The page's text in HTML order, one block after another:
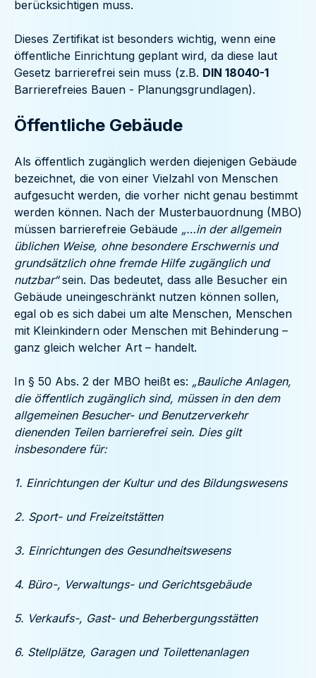
berücksichtigen muss.
Dieses Zertifikat ist besonders wichtig, wenn eine
öffentliche Einrichtung geplant wird, da diese laut
Gesetz barrierefrei sein muss (z.B. DIN 18040-1
Barrierefreies Bauen - Planungsgrundlagen).
Öffentliche Gebäude
Als öffentlich zugänglich werden diejenigen Gebäude
bezeichnet, die von einer Vielzahl von Menschen
aufgesucht werden, die vorher nicht genau bestimmt
werden können. Nach der Musterbauordnung (MBO)
müssen barrierefreie Gebäude „…in der allgemein
üblichen Weise, ohne besondere Erschwernis und
grundsätzlich ohne fremde Hilfe zugänglich und
nutzbar“sein. Das bedeutet, dass alle Besucher ein
Gebäude uneingeschränkt nutzen können sollen,
egal ob es sich dabei um alte Menschen, Menschen
mit Kleinkindern oder Menschen mit Behinderung –
ganz gleich welcher Art – handelt.
In § 50 Abs. 2 der MBO heißt es: „Bauliche Anlagen,
die öffentlich zugänglich sind, müssen in den dem
allgemeinen Besucher- und Benutzerverkehr
dienenden Teilen barrierefrei sein. Dies gilt
insbesondere für:
1. Einrichtungen der Kultur und des Bildungswesens
2. Sport- und Freizeitstätten
3. Einrichtungen des Gesundheitswesens
4. Büro-, Verwaltungs- und Gerichtsgebäude
5. Verkaufs-, Gast- und Beherbergungsstätten
6. Stellplätze, Garagen und Toilettenanlagen